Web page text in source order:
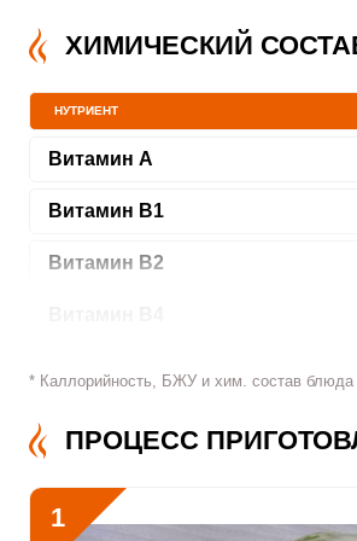
ХИМИЧЕСКИЙ
НУТРИЕНТ
Витамин A
Витамин В1
Витамин В2
Витамин В12
* Каллорийность, БЖУ и хим. состав блюда
ПРОЦЕСС
1